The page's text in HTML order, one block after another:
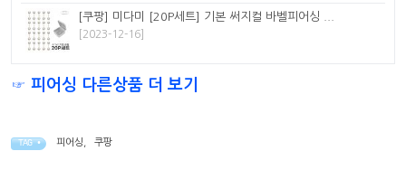
[쿠팡] 미다미 [20P세트] 기본 써지컬 바벨피어싱 ...
[2023-12-16]
☞ 피어싱 다른상품 더 보기
TAG • 피어싱 쿠팡